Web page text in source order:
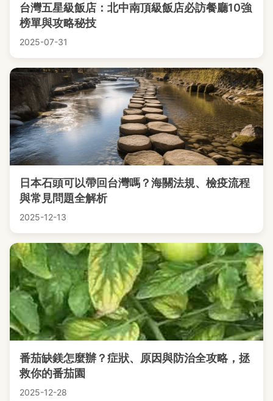
台灣五星級飯店：北中南頂級飯店必訪餐廳10強
榜單與攻略秘技
2025-07-31
日本石頭可以帶回台灣嗎？海關法規、檢疫流程
與常見問題全解析
2025-12-13
番茄缺鎂怎麼辦？症狀、原因與防治全攻略，拯
救你的番茄園
2025-12-28